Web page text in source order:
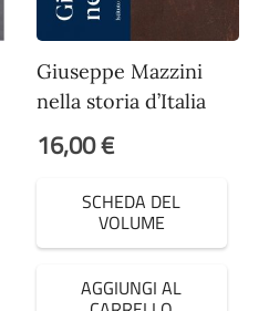
Giuseppe Mazzini
nella storia d’Italia
16,00€
SCHEDA DEL
VOLUME
AGGIUNGI AL